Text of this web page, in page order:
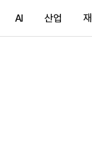
AI 산업